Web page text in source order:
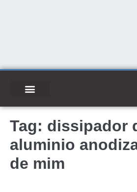
Tag: dissipador
aluminio
de mim